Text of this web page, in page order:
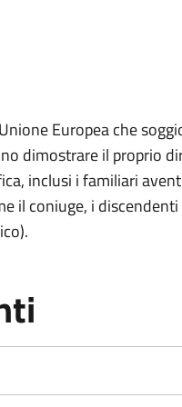
Europea che
dimostrare il proprio
inclusi i familiari
il coniuge, i